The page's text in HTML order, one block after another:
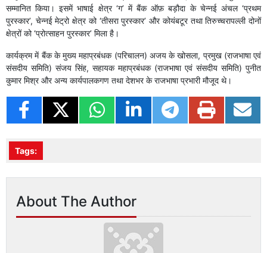
सम्‍मानित किया। इसमें भाषाई क्षेत्र ‘ग’ में बैंक ऑफ़ बड़ौदा के चेन्‍नई अंचल ‘प्रथम
पुरस्‍कार’, चेन्‍नई मेट्रो क्षेत्र को ‘तीसरा पुरस्‍कार’ और कोयंबटूर तथा तिरुच्‍चरापल्‍ली दोनों
क्षेत्रों को ‘प्रोत्‍साहन पुरस्‍कार’ मिला है।
कार्यक्रम में बैंक के मुख्‍य महाप्रबंधक (परिचालन) अजय के खोसला, प्रमुख (राजभाषा एवं
संसदीय समिति) संजय सिंह, सहायक महाप्रबंधक (राजभाषा एवं संसदीय समिति) पुनीत
कुमार मिश्र और अन्‍य कार्यपालकगण तथा देशभर के राजभाषा प्रभारी मौजूद थे।
Tags:
About The Author